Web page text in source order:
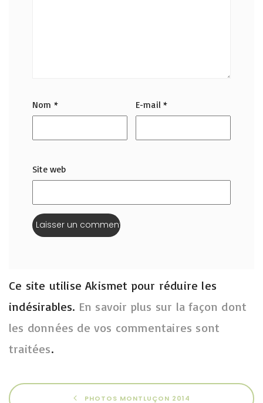
Nom * E-mail*
Site web
Ce site utilise Akismet pour réduire les
indésirables. En savoir plus sur la façon dont
les données de vos commentaires sont
traitées.
PHOTOS MONTLUÇON 2014